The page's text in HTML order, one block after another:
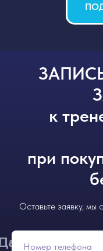
к
при
Оставьте заявку,